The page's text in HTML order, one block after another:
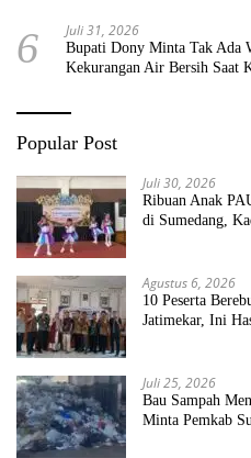
6 Juli 31, 2026
Bupati Dony Minta Tak Ada
Kekurangan Air Bersih Saat
Popular Post
Juli 30, 2026
Ribuan Anak
di Sumedang,
Agustus 6, 2026
10 Peserta
Jatimekar, Ini
Juli 25, 2026
Bau Sampah
Minta Pemkab